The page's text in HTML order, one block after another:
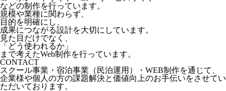
などの制作を行っています。
規模や業種に関わらず、
目的を明確にし、
成果につながる設計を大切にしています。
見た目だけでなく、
「どう使われるか」
まで考えたWeb制作を行っています。
CONTACT
スクール事業・宿泊事業（民泊運用）・WEB制作を通じて、
企業様や個人の方の課題解決と価値向上のお手伝いをさせてい
ただいております。